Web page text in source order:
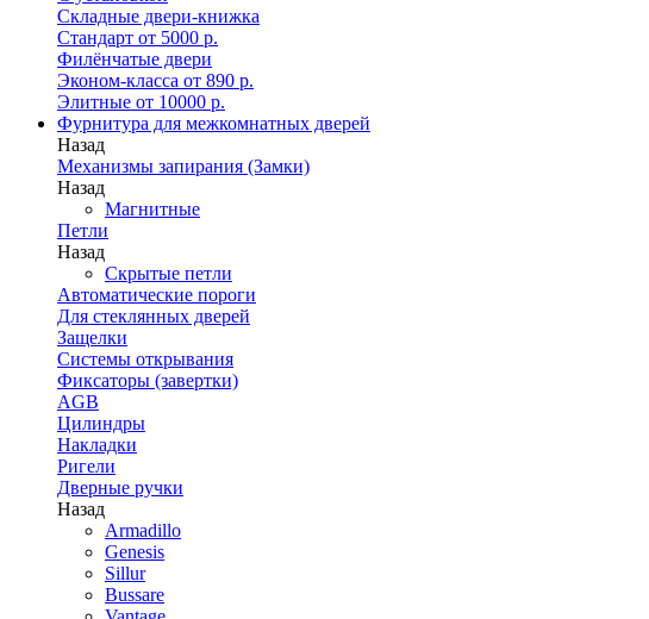
Складные двери-книжка
Стандарт от 5000 р.
Филёнчатые двери
Эконом-класса от 890 р.
Элитные от 10000 р.
Фурнитура для межкомнатных дверей
Назад
Механизмы запирания (Замки)
Назад
Магнитные
Петли
Назад
Скрытые петли
Автоматические пороги
Для стеклянных дверей
Защелки
Системы открывания
Фиксаторы (завертки)
AGB
Цилиндры
Накладки
Ригели
Дверные ручки
Назад
Armadillo
Genesis
Sillur
Bussare